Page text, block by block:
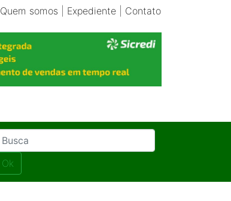
Quem somos Expediente| Contato
Ok